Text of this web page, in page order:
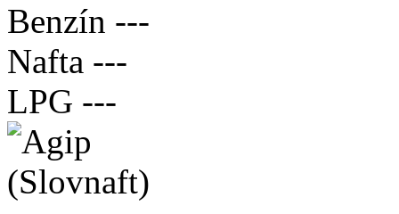
Benzín ---
Nafta ---
LPG ---